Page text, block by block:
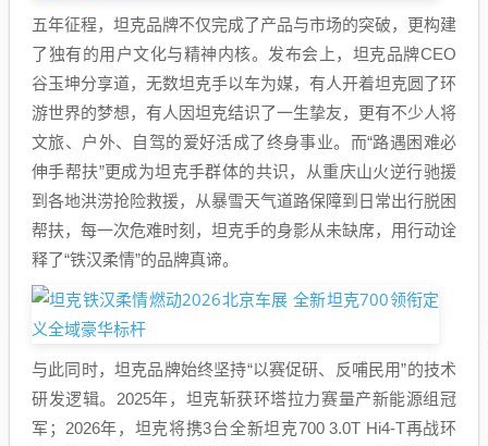
五年征程，坦克品牌不仅完成了产品与市场的突破，更构建
了独有的用户文化与精神内核。发布会上，坦克品牌CEO
谷玉坤分享道，无数坦克手以车为媒，有人开着坦克圆了环
游世界的梦想，有人因坦克结识了一生挚友，更有不少人将
文旅、户外、自驾的爱好活成了终身事业。而“路遇困难必
伸手帮扶”更成为坦克手群体的共识，从重庆山火逆行驰援
到各地洪涝抢险救援，从暴雪天气道路保障到日常出行脱困
帮扶，每一次危难时刻，坦克手的身影从未缺席，用行动诠
释了“铁汉柔情”的品牌真谛。
与此同时，坦克品牌始终坚持“以赛促研、反哺民用”的技术
研发逻辑。2025年，坦克斩获环塔拉力赛量产新能源组冠
军；2026年，坦克将携3台全新坦克700 3.0T Hi4-T再战环